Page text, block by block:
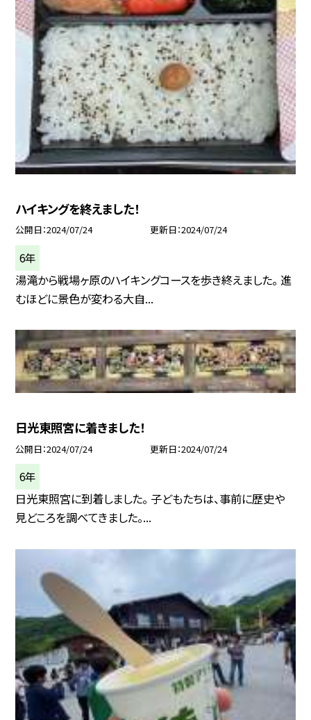
ハイキングを終えました！
公開日 2024/07/24 更新日 2024/07/24
6年
湯滝から戦場ヶ原のハイキングコースを歩き終えました。 進
むほどに景色が変わる大自...
日光東照宮に着きました！
公開日 2024/07/24 更新日 2024/07/24
6年
日光東照宮に到着しました。 子どもたちは、事前に歴史や
見どころを調べてきました。...